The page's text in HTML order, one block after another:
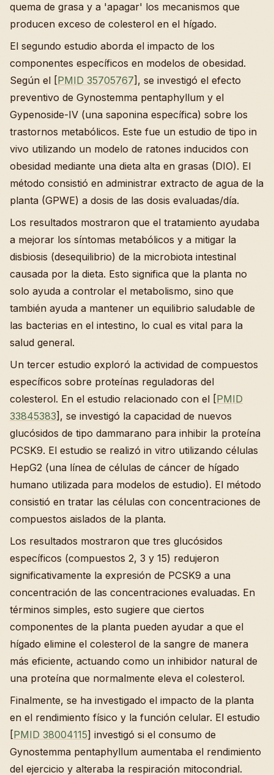
quema de grasa y a 'apagar' los mecanismos que
producen exceso de colesterol en el hígado.
El segundo estudio aborda el impacto de los
componentes específicos en modelos de obesidad.
Según el [PMID 35705767], se investigó el efecto
preventivo de Gynostemma pentaphyllum y el
Gypenoside-IV (una saponina específica) sobre los
trastornos metabólicos. Este fue un estudio de tipo in
vivo utilizando un modelo de ratones inducidos con
obesidad mediante una dieta alta en grasas (DIO). El
método consistió en administrar extracto de agua de la
planta (GPWE) a dosis de las dosis evaluadas/día.
Los resultados mostraron que el tratamiento ayudaba
a mejorar los síntomas metabólicos y a mitigar la
disbiosis (desequilibrio) de la microbiota intestinal
causada por la dieta. Esto significa que la planta no
solo ayuda a controlar el metabolismo, sino que
también ayuda a mantener un equilibrio saludable de
las bacterias en el intestino, lo cual es vital para la
salud general.
Un tercer estudio exploró la actividad de compuestos
específicos sobre proteínas reguladoras del
colesterol. En el estudio relacionado con el [PMID
33845383], se investigó la capacidad de nuevos
glucósidos de tipo dammarano para inhibir la proteína
PCSK9. El estudio se realizó in vitro utilizando células
HepG2 (una línea de células de cáncer de hígado
humano utilizada para modelos de estudio). El método
consistió en tratar las células con concentraciones de
compuestos aislados de la planta.
Los resultados mostraron que tres glucósidos
específicos (compuestos 2, 3 y 15) redujeron
significativamente la expresión de PCSK9 a una
concentración de las concentraciones evaluadas. En
términos simples, esto sugiere que ciertos
componentes de la planta pueden ayudar a que el
hígado elimine el colesterol de la sangre de manera
más eficiente, actuando como un inhibidor natural de
una proteína que normalmente eleva el colesterol.
Finalmente, se ha investigado el impacto de la planta
en el rendimiento físico y la función celular. El estudio
[PMID 38004115] investigó si el consumo de
Gynostemma pentaphyllum aumentaba el rendimiento
del ejercicio y alteraba la respiración mitocondrial.